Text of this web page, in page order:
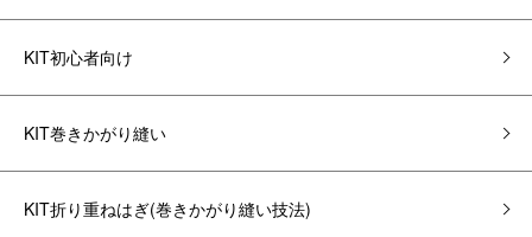
KIT初心者向け
KIT巻きかがり縫い
KIT折り重ねはぎ(巻きかがり縫い技法)